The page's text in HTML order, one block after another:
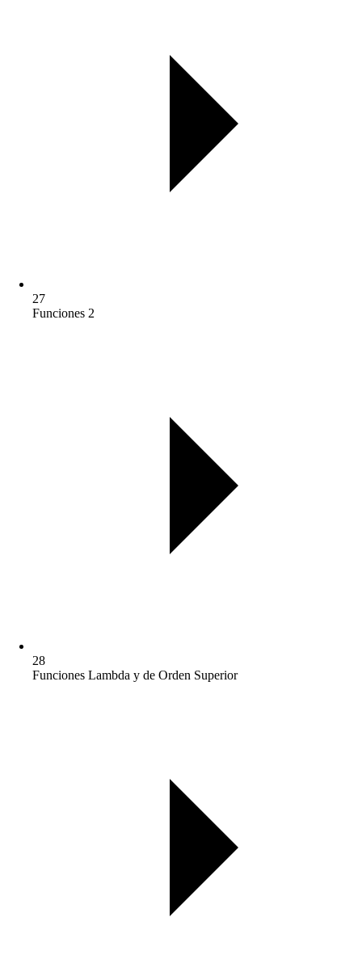
27
Funciones 2
28
Funciones Lambda y de Orden Superior